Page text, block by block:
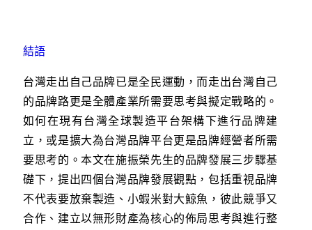
結語
台灣走出自己品牌已是全民運動，而走出台灣自己
的品牌路更是全體產業所需要思考與擬定戰略的。
如何在現有台灣全球製造平台架構下進行品牌建
立，或是擴大為台灣品牌平台更是品牌經營者所需
要思考的。本文在施振榮先生的品牌發展三步驟基
礎下，提出四個台灣品牌發展觀點，包括重視品牌
不代表要放棄製造、小蝦米對大鯨魚，彼此競爭又
合作、建立以無形財產為核心的佈局思考與進行整